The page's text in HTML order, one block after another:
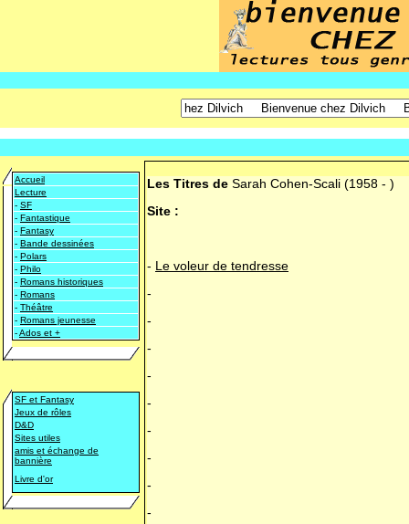
Accueil
Lecture
- SF
- Fantastique
- Fantasy
- Bande dessinées
- Polars
- Philo
- Romans historiques
- Romans
- Théâtre
- Romans jeunesse
-Ados et +
SF et Fantasy
Jeux de rôles
D&D
Sites utiles
amis et échange de
bannière
Livre d'or
Les Titres de Sarah Cohen-Scali (1958 - )
Site :
- Le voleur de tendresse
-
-
-
-
-
-
-
-
-